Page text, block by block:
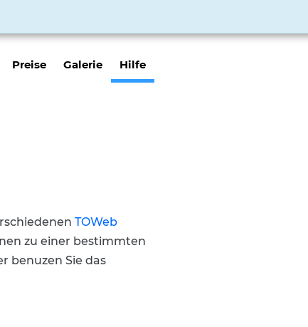
Preise Galerie Hilfe
TOWeb
zu einer bestimmten
benuzen Sie das